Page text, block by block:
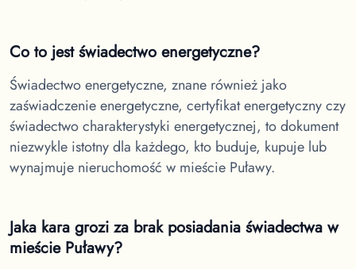
Co to jest świadectwo energetyczne?
Świadectwo energetyczne, znane również jako
zaświadczenie energetyczne, certyfikat energetyczny czy
świadectwo charakterystyki energetycznej, to dokument
niezwykle istotny dla każdego, kto buduje, kupuje lub
wynajmuje nieruchomość w mieście Puławy.
Jaka kara grozi za brak posiadania świadectwa w
mieście Puławy?